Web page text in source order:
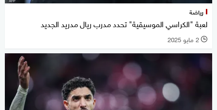
رياضة
لعبة "الكراسي الموسيقية" تحدد مدرب ريال مدريد الجديد
l 2 مايو 2025